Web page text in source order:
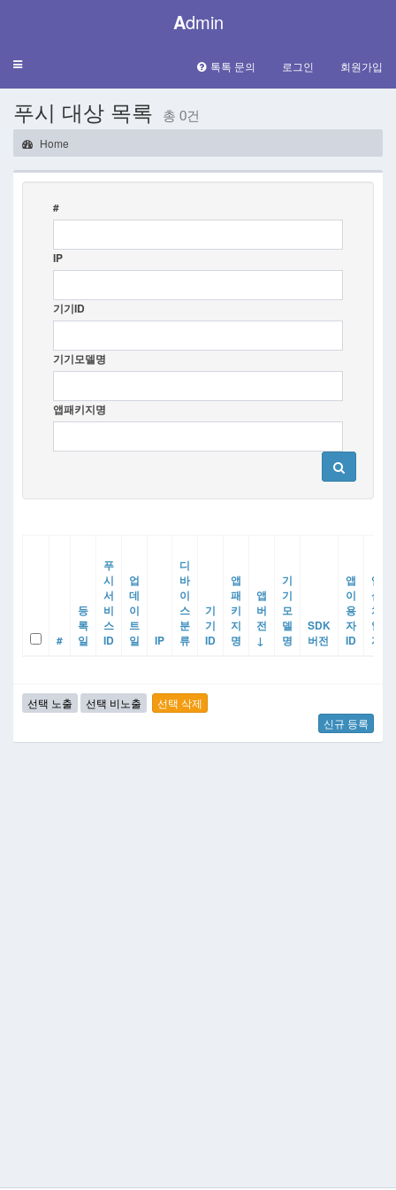
Admin
Toggle
톡톡 문의 로그인 회원가입
푸시 대상 목록
총 0건
Home
#
IP
기기ID
기기모델명
앱패키지명
#
등
록
일
푸
시
서
비
스
ID
업
데
이
트
일
IP
디
바
이
스
분
류
기
기
ID
앱
패
키
지
명
앱
버
전
↓
기
기
모
델
명
SDK
버전
앱
이
용
자
ID
앱
설
치
일
자
신규 등록